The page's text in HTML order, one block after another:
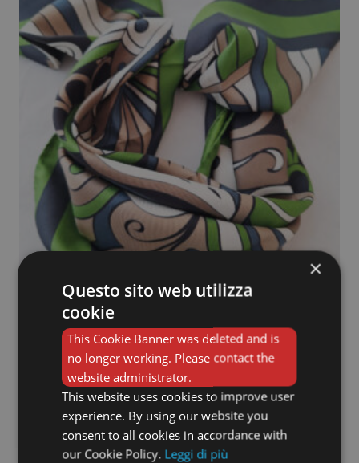
Foulard Pucci Verdone
€
Aggiungi al carrello
×
Questo sito web utilizza
cookie
This Cookie Banner was deleted and is
no longer working. Please contact the
website administrator.
This website uses cookies to improve user
experience. By using our website you
consent to all cookies in accordance with
our Cookie Policy. Leggi di più